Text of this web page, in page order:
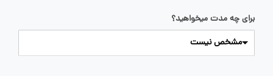
برای چه مدت میخواهید؟
مشخص نیست